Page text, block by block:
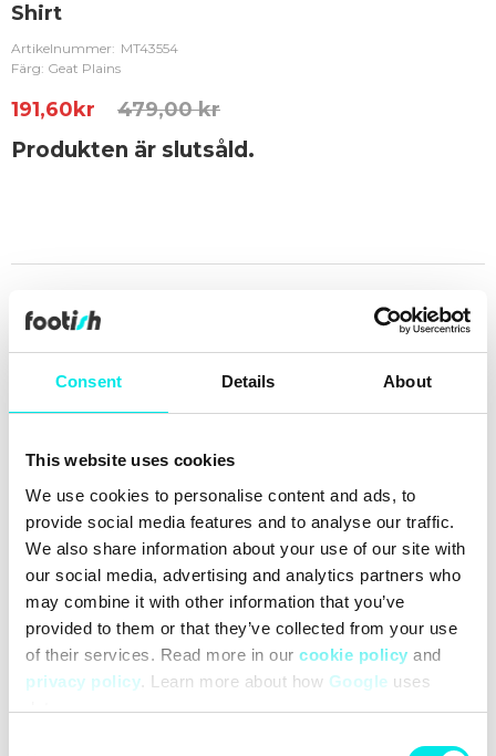
Consent Details About
This website uses cookies
We use cookies to personalise content and ads, to
provide social media features and to analyse our traffic.
We also share information about your use of our site with
our social media, advertising and analytics partners who
may combine it with other information that you’ve
provided to them or that they’ve collected from your use
of their services. Read more in our cookie policy and
privacy policy. Learn more about how Google uses
data.
Shirt
Artikelnummer: MT43554
Färg: Geat Plains
191,60kr 479,00 kr
Produkten är slutsåld.
Alltid 30 dagars returrätt
Rengöring Leveranser